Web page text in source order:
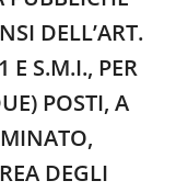
DELL’ART.
E S.M.I., PER
POSTI, A
DEGLI